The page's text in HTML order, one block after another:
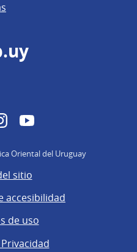
InstagramYouTube
Oriental del Uruguay
sitio
accesibilidad
de uso